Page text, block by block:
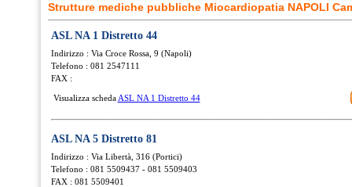
Strutture mediche pubbliche Miocardiopatia NAPOLI
ASL NA 1 Distretto 44
Indirizzo : Via Croce Rossa, 9 (Napoli)
Telefono : 081 2547111
FAX :
Visualizza scheda ASL NA 1 Distretto 44
ASL NA 5 Distretto 81
Indirizzo : Via Libertà, 316 (Portici)
Telefono : 081 5509437 - 081 5509403
FAX : 081 5509401